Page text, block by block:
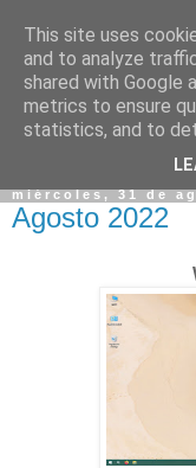
miércoles, 31 de
Agosto 2022
This site uses
and to analyze
shared with Google
metrics to ensure
statistics, and to